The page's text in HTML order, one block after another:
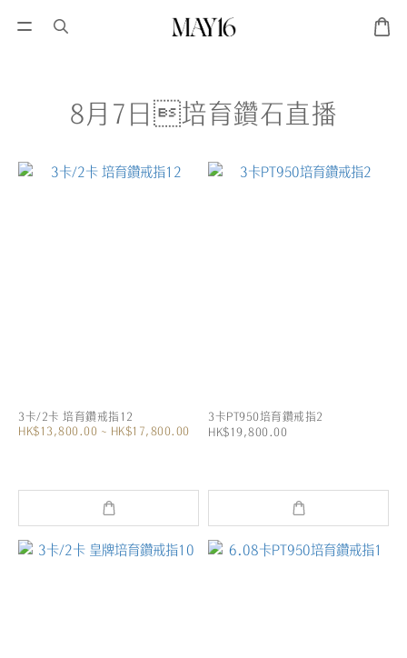
8月7日培育鑽石直播
3卡/2卡 培育鑽戒指12
HK$13,800.00 ~ HK$17,800.00
3卡PT950培育鑽戒指2
HK$19,800.00